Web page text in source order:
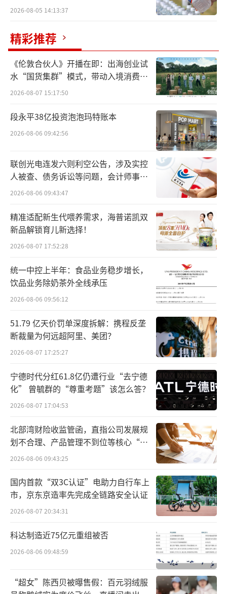
“好奶源是好牛奶的第一步。”魏立华强
调。作为中国奶业领先企业，君乐宝构建“全
产业链一体化”与“六个世界级”生产管理模
式，从源头把控品质，科学赋能牧草种植、奶
牛养殖、生产加工等全链条闭环。近十年来，
君乐宝仅在牧业方面就投入约100亿元，目前，
君乐宝自有牧场奶牛存栏近20万头，奶牛年平
均单产达到12吨，微生物、体细胞、乳蛋白等
主要指标均优于美国、日本和欧洲标准。在全
产业链一体化的起点，君乐宝选取优质牧场的
新鲜奶源,从源头锁定“黄金奶源”，确保每一
滴牛奶的纯净与营养。
透明“智”造：世界级先进工厂让品质看
得见
君乐宝的工厂，是科技与透明的代名词。
奶粉工厂采用药品级洁净标准，鲜奶经巴氏杀
菌、真空混料、四效降膜蒸发等七大工序，在1
8.5米喷雾干燥塔中化为大颗粒速溶奶粉，全程
真空环境与低温工艺最大限度保留乳铁蛋白等
活性成分。工厂配备1500个传感器实时监测生
产环境，每罐奶粉配备“双重防伪码”，实现
2026-08-05 14:13:37
精彩推荐
《伦敦合伙人》开播在即：出海创业试
水“国货集群”模式，带动入境消费反
向种草
2026-08-07 15:17:50
段永平38亿投资泡泡玛特账本
2026-08-06 09:42:56
联创光电连发六则利空公告，涉及实控
人被查、债务诉讼等问题，会计师事务
所曾出具“保留意见”
2026-08-06 09:43:47
精准适配新生代喂养需求，海普诺凯双
新品解锁育儿新选择！
2026-08-07 17:52:28
统一中控上半年：食品业务稳步增长，
饮品业务除奶茶外全线承压
2026-08-06 09:56:12
51.79 亿天价罚单深度拆解：携程反垄
断裁量为何远超阿里、美团？
2026-08-07 17:25:27
宁德时代分红61.8亿仍遭行业“去宁德
化” 曾毓群的“尊重考题”该怎么答？
2026-08-07 17:04:53
北部湾财险收监管函，直指公司发展规
划不合理、产品管理不到位等核心“痛
点”
2026-08-06 09:43:25
国内首款“双3C认证”电助力自行车上
市，京东京造率先完成全链路安全认证
2026-08-07 20:34:31
科达制造近75亿元重组被否
2026-08-06 09:48:59
“超女”陈西贝被曝售假：百元羽绒服